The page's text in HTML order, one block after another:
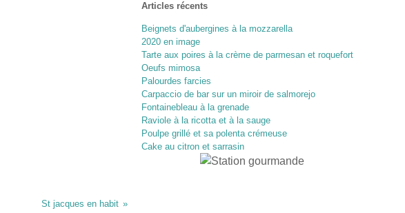
St jacques en habit
Articles récents
Beignets d'aubergines à la mozzarella
2020 en image
Tarte aux poires à la crème de parmesan et roquefort
Oeufs mimosa
Palourdes farcies
Carpaccio de bar sur un miroir de salmorejo
Fontainebleau à la grenade
Raviole à la ricotta et à la sauge
Poulpe grillé et sa polenta crémeuse
Cake au citron et sarrasin